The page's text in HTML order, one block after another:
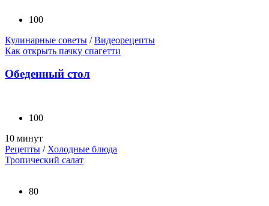
100
Кулинарные советы /Видеорецепты
Как открыть пачку спагетти
Обеденный стол
100
10 минут
Рецепты / Холодные блюда
Тропический салат
80